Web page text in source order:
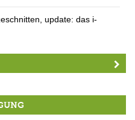
update: das i-